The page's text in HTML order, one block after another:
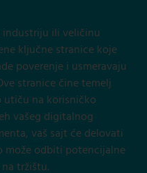
industriju ili veličinu
ključne stranice koje
poverenje i usmeravaju
stranice čine temelj
na korisničko
vašeg digitalnog
vaš sajt će delovati
može odbiti potencijalne
tržištu.